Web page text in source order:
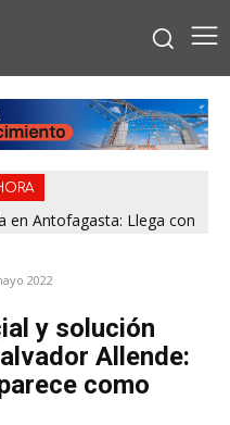
en Antofagasta: Llega con
2022
y solución
Allende:
como